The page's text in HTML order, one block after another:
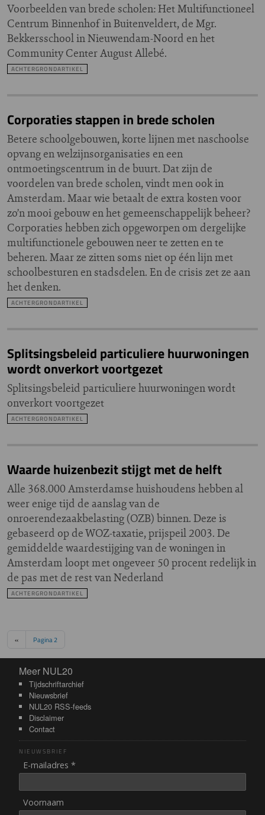
Voorbeelden van brede scholen: Het Multifunctioneel
Centrum Binnenhof in Buitenveldert, de Mgr.
Bekkersschool in Nieuwendam-Noord en het
Community Center August Allebé.
ACHTERGRONDARTIKEL
Corporaties stappen in brede scholen
Betere schoolgebouwen, korte lijnen met naschoolse
opvang en welzijnsorganisaties en een
ontmoetingscentrum in de buurt. Dat zijn de
voordelen van brede scholen, vindt men ook in
Amsterdam. Maar wie betaalt de extra kosten voor
zo’n mooi gebouw en het gemeenschappelijk beheer?
Corporaties hebben zich opgeworpen om dergelijke
multifunctionele gebouwen neer te zetten en te
beheren. Maar ze zitten soms niet op één lijn met
schoolbesturen en stadsdelen. En de crisis zet ze aan
het denken.
ACHTERGRONDARTIKEL
Splitsingsbeleid particuliere huurwoningen
wordt onverkort voortgezet
Splitsingsbeleid particuliere huurwoningen wordt
onverkort voortgezet
ACHTERGRONDARTIKEL
Waarde huizenbezit stijgt met de helft
Alle 368.000 Amsterdamse huishoudens hebben al
weer enige tijd de aanslag van de
onroerendezaakbelasting (OZB) binnen. Deze is
gebaseerd op de WOZ-taxatie, prijspeil 2003. De
gemiddelde waardestijging van de woningen in
Amsterdam loopt met ongeveer 50 procent redelijk in
de pas met de rest van Nederland
ACHTERGRONDARTIKEL
Paginering
Vorige pagina
‹‹ Pagina 2
Meer NUL20
Meer NUL20
Tijdschriftarchief
Nieuwsbrief
NUL20 RSS-feeds
Disclaimer
Contact
NIEUWSBRIEF
E-mailadres *
Voornaam